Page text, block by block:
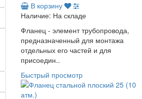
В корзину
Наличие: На складе
Фланец - элемент трубопровода,
предназначенный для монтажа
отдельных его частей и для
присоедин..
Быстрый просмотр